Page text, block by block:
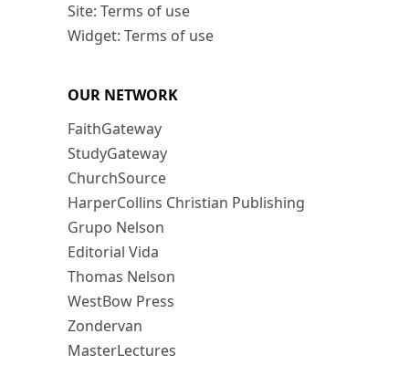
Site: Terms of use
Widget: Terms of use
OUR NETWORK
FaithGateway
StudyGateway
ChurchSource
HarperCollins Christian Publishing
Grupo Nelson
Editorial Vida
Thomas Nelson
WestBow Press
Zondervan
MasterLectures